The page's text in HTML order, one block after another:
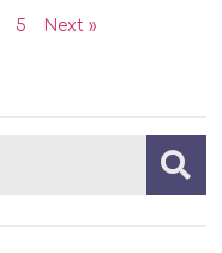
5 Next »